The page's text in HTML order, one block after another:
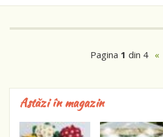
Pagina 1 din 4 «
Astăzi în magazin